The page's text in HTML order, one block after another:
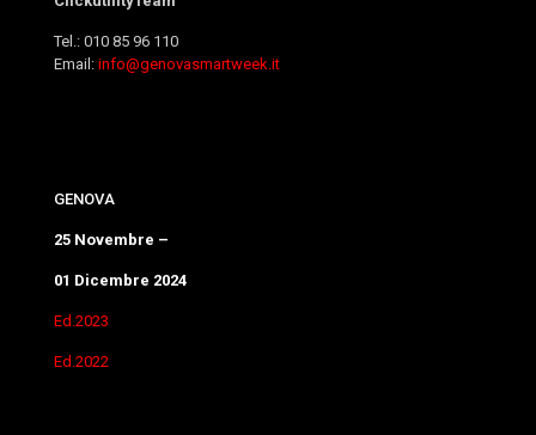
Tel.: 010 85 96 110
Email: info@genovasmartweek.it
GENOVA
25 Novembre –
01 Dicembre 2024
Ed.2023
Ed.2022